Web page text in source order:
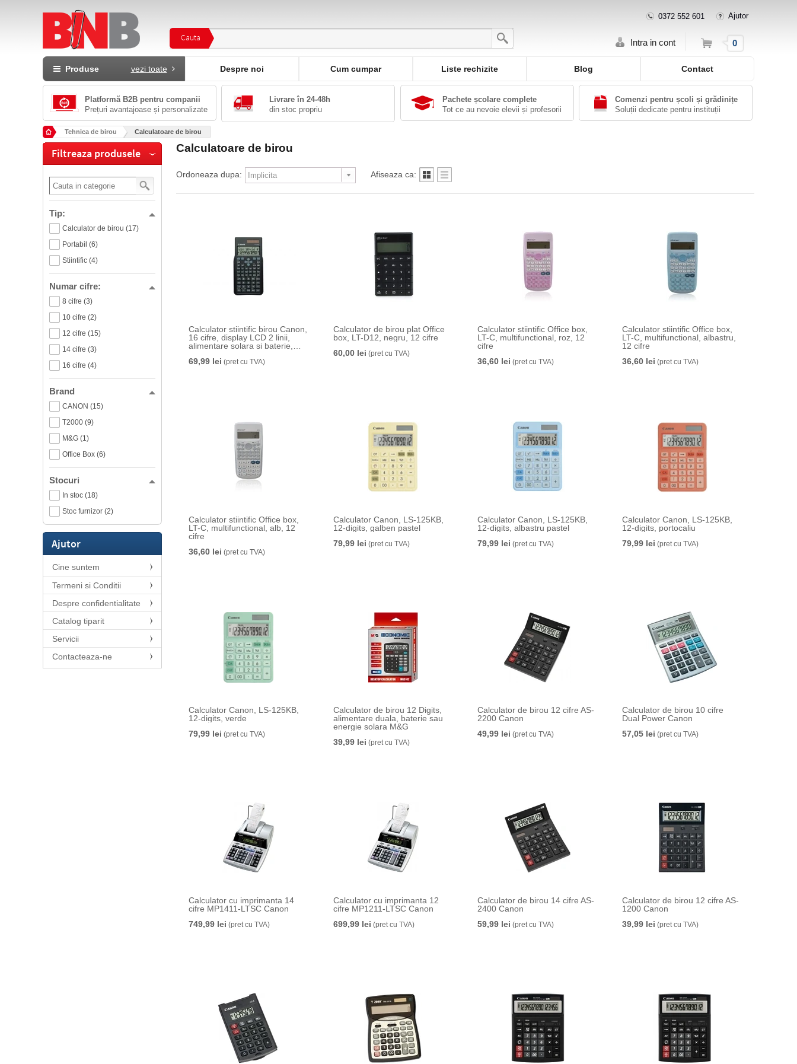
Cauta
0372 552 601 Ajutor
Intra in cont Cos 0
Produse vezi toate Despre noi Cum cumpar Liste rechizite Blog Contact
Platformă B2B pentru companii
Prețuri avantajoase și personalizate
Livrare în 24-48h
din stoc propriu
Pachete școlare complete
Tot ce au nevoie elevii și profesorii
Comenzi pentru școli și grădinițe
Soluții dedicate pentru instituții
Tehnica de birou Calculatoare de birou
Filtreaza produsele
Tip:
Calculator de birou (17)
Portabil (6)
Stiintific (4)
Numar cifre:
8 cifre (3)
10 cifre (2)
12 cifre (15)
14 cifre (3)
16 cifre (4)
Brand
CANON (15)
T2000 (9)
M&G (1)
Office Box (6)
Stocuri
In stoc (18)
Stoc furnizor (2)
Ajutor
Cine suntem
Termeni si Conditii
Despre confidentialitate
Catalog tiparit
Servicii
Contacteaza-ne
Calculatoare de birou
Ordoneaza dupa: Afiseaza ca:
Calculator stiintific birou Canon,
16 cifre, display LCD 2 linii,
alimentare solara si baterie,
69,99 lei (pret cu TVA)
Calculator de birou plat Office
box, LT-D12, negru, 12 cifre
60,00 lei (pret cu TVA)
Calculator stiintific Office box,
LT-C, multifunctional, roz, 12
cifre
36,60 lei (pret cu TVA)
Calculator stiintific Office box,
LT-C, multifunctional, albastru,
12 cifre
36,60 lei (pret cu TVA)
Calculator stiintific Office box,
LT-C, multifunctional, alb, 12
cifre
36,60 lei (pret cu TVA)
Calculator Canon, LS-125KB,
12-digits, galben pastel
79,99 lei (pret cu TVA)
Calculator Canon, LS-125KB,
12-digits, albastru pastel
79,99 lei (pret cu TVA)
Calculator Canon, LS-125KB,
12-digits, portocaliu
79,99 lei (pret cu TVA)
Calculator Canon, LS-125KB,
12-digits, verde
79,99 lei (pret cu TVA)
Calculator de birou 12 Digits,
alimentare duala, baterie sau
energie solara M&G
39,99 lei (pret cu TVA)
Calculator de birou 12 cifre AS-
2200 Canon
49,99 lei (pret cu TVA)
Calculator de birou 10 cifre
Dual Power Canon
57,05 lei (pret cu TVA)
Calculator cu imprimanta 14
cifre MP1411-LTSC Canon
749,99 lei (pret cu TVA)
Calculator cu imprimanta 12
cifre MP1211-LTSC Canon
699,99 lei (pret cu TVA)
Calculator de birou 14 cifre AS-
2400 Canon
59,99 lei (pret cu TVA)
Calculator de birou 12 cifre AS-
1200 Canon
39,99 lei (pret cu TVA)